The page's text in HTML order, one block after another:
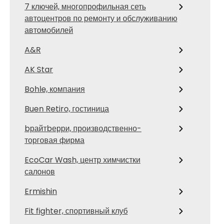
7 ключей, многопрофильная сеть
автоцентров по ремонту и обслуживанию
автомобилей
A&R
AK Star
Bohle, компания
Buen Retiro, гостиница
bрайтbерри, производственно-
торговая фирма
EcoCar Wash, центр химчистки
салонов
Ermishin
Fit fighter, спортивный клуб